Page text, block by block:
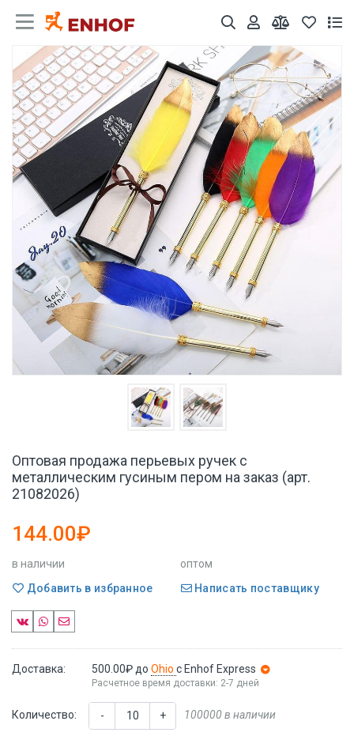
Оптовая продажа перьевых ручек с
металлическим гусиным пером на заказ (арт.
21082026)
144.00₽
в наличии
оптом
Добавить в избранное
Написать поставщику
Доставка: 500.00₽ до Ohio с Enhof Express
Расчетное время доставки: 2-7 дней
Количество: - + 100000 в наличии